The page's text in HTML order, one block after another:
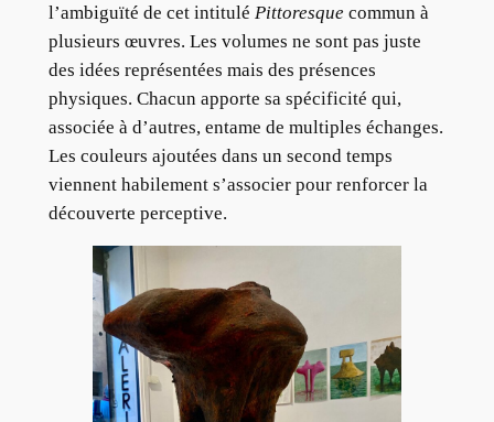
l’ambiguïté de cet intitulé Pittoresquecommun à
plusieurs œuvres. Les volumes ne sont pas juste
des idées représentées mais des présences
physiques. Chacun apporte sa spécificité qui,
associée à d’autres, entame de multiples échanges.
Les couleurs ajoutées dans un second temps
viennent habilement s’associer pour renforcer la
découverte perceptive.